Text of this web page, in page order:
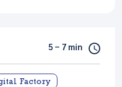
5 - 7 min
Factory